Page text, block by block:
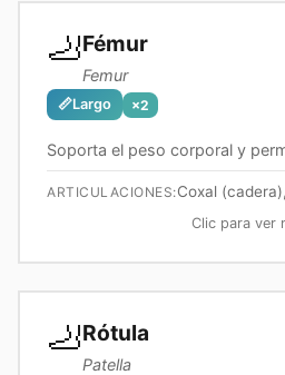
🦶Fémur
Femur
📏Largo ×2
Soporta el peso corporal y
ARTICULACIONES:Coxal
Clic para ver
🦶Rótula
Patella